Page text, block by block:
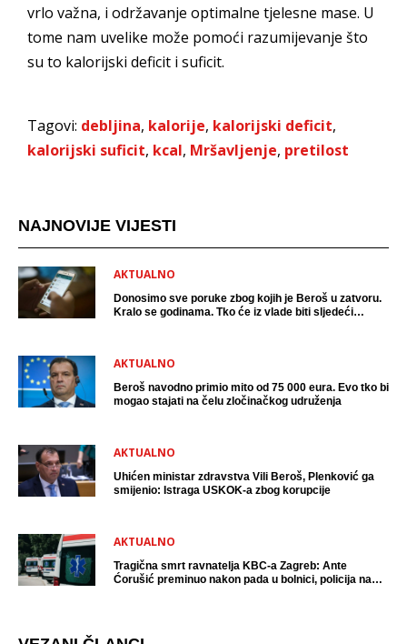
vrlo važna, i održavanje optimalne tjelesne mase. U
tome nam uvelike može pomoći razumijevanje što
su to kalorijski deficit i suficit.
Tagovi: debljina, kalorije, kalorijski deficit,
kalorijski suficit, kcal, Mršavljenje, pretilost
NAJNOVIJE VIJESTI
AKTUALNO
Donosimo sve poruke zbog kojih je Beroš u zatvoru.
Kralo se godinama. Tko će iz vlade biti sljedeći
AKTUALNO
Beroš navodno primio mito od 75 000 eura. Evo tko bi
mogao stajati na čelu zločinačkog udruženja
AKTUALNO
Uhićen ministar zdravstva Vili Beroš, Plenković ga
smijenio: Istraga USKOK-a zbog korupcije
AKTUALNO
Tragična smrt ravnatelja KBC-a Zagreb: Ante
Ćorušić preminuo nakon pada u bolnici, policija na